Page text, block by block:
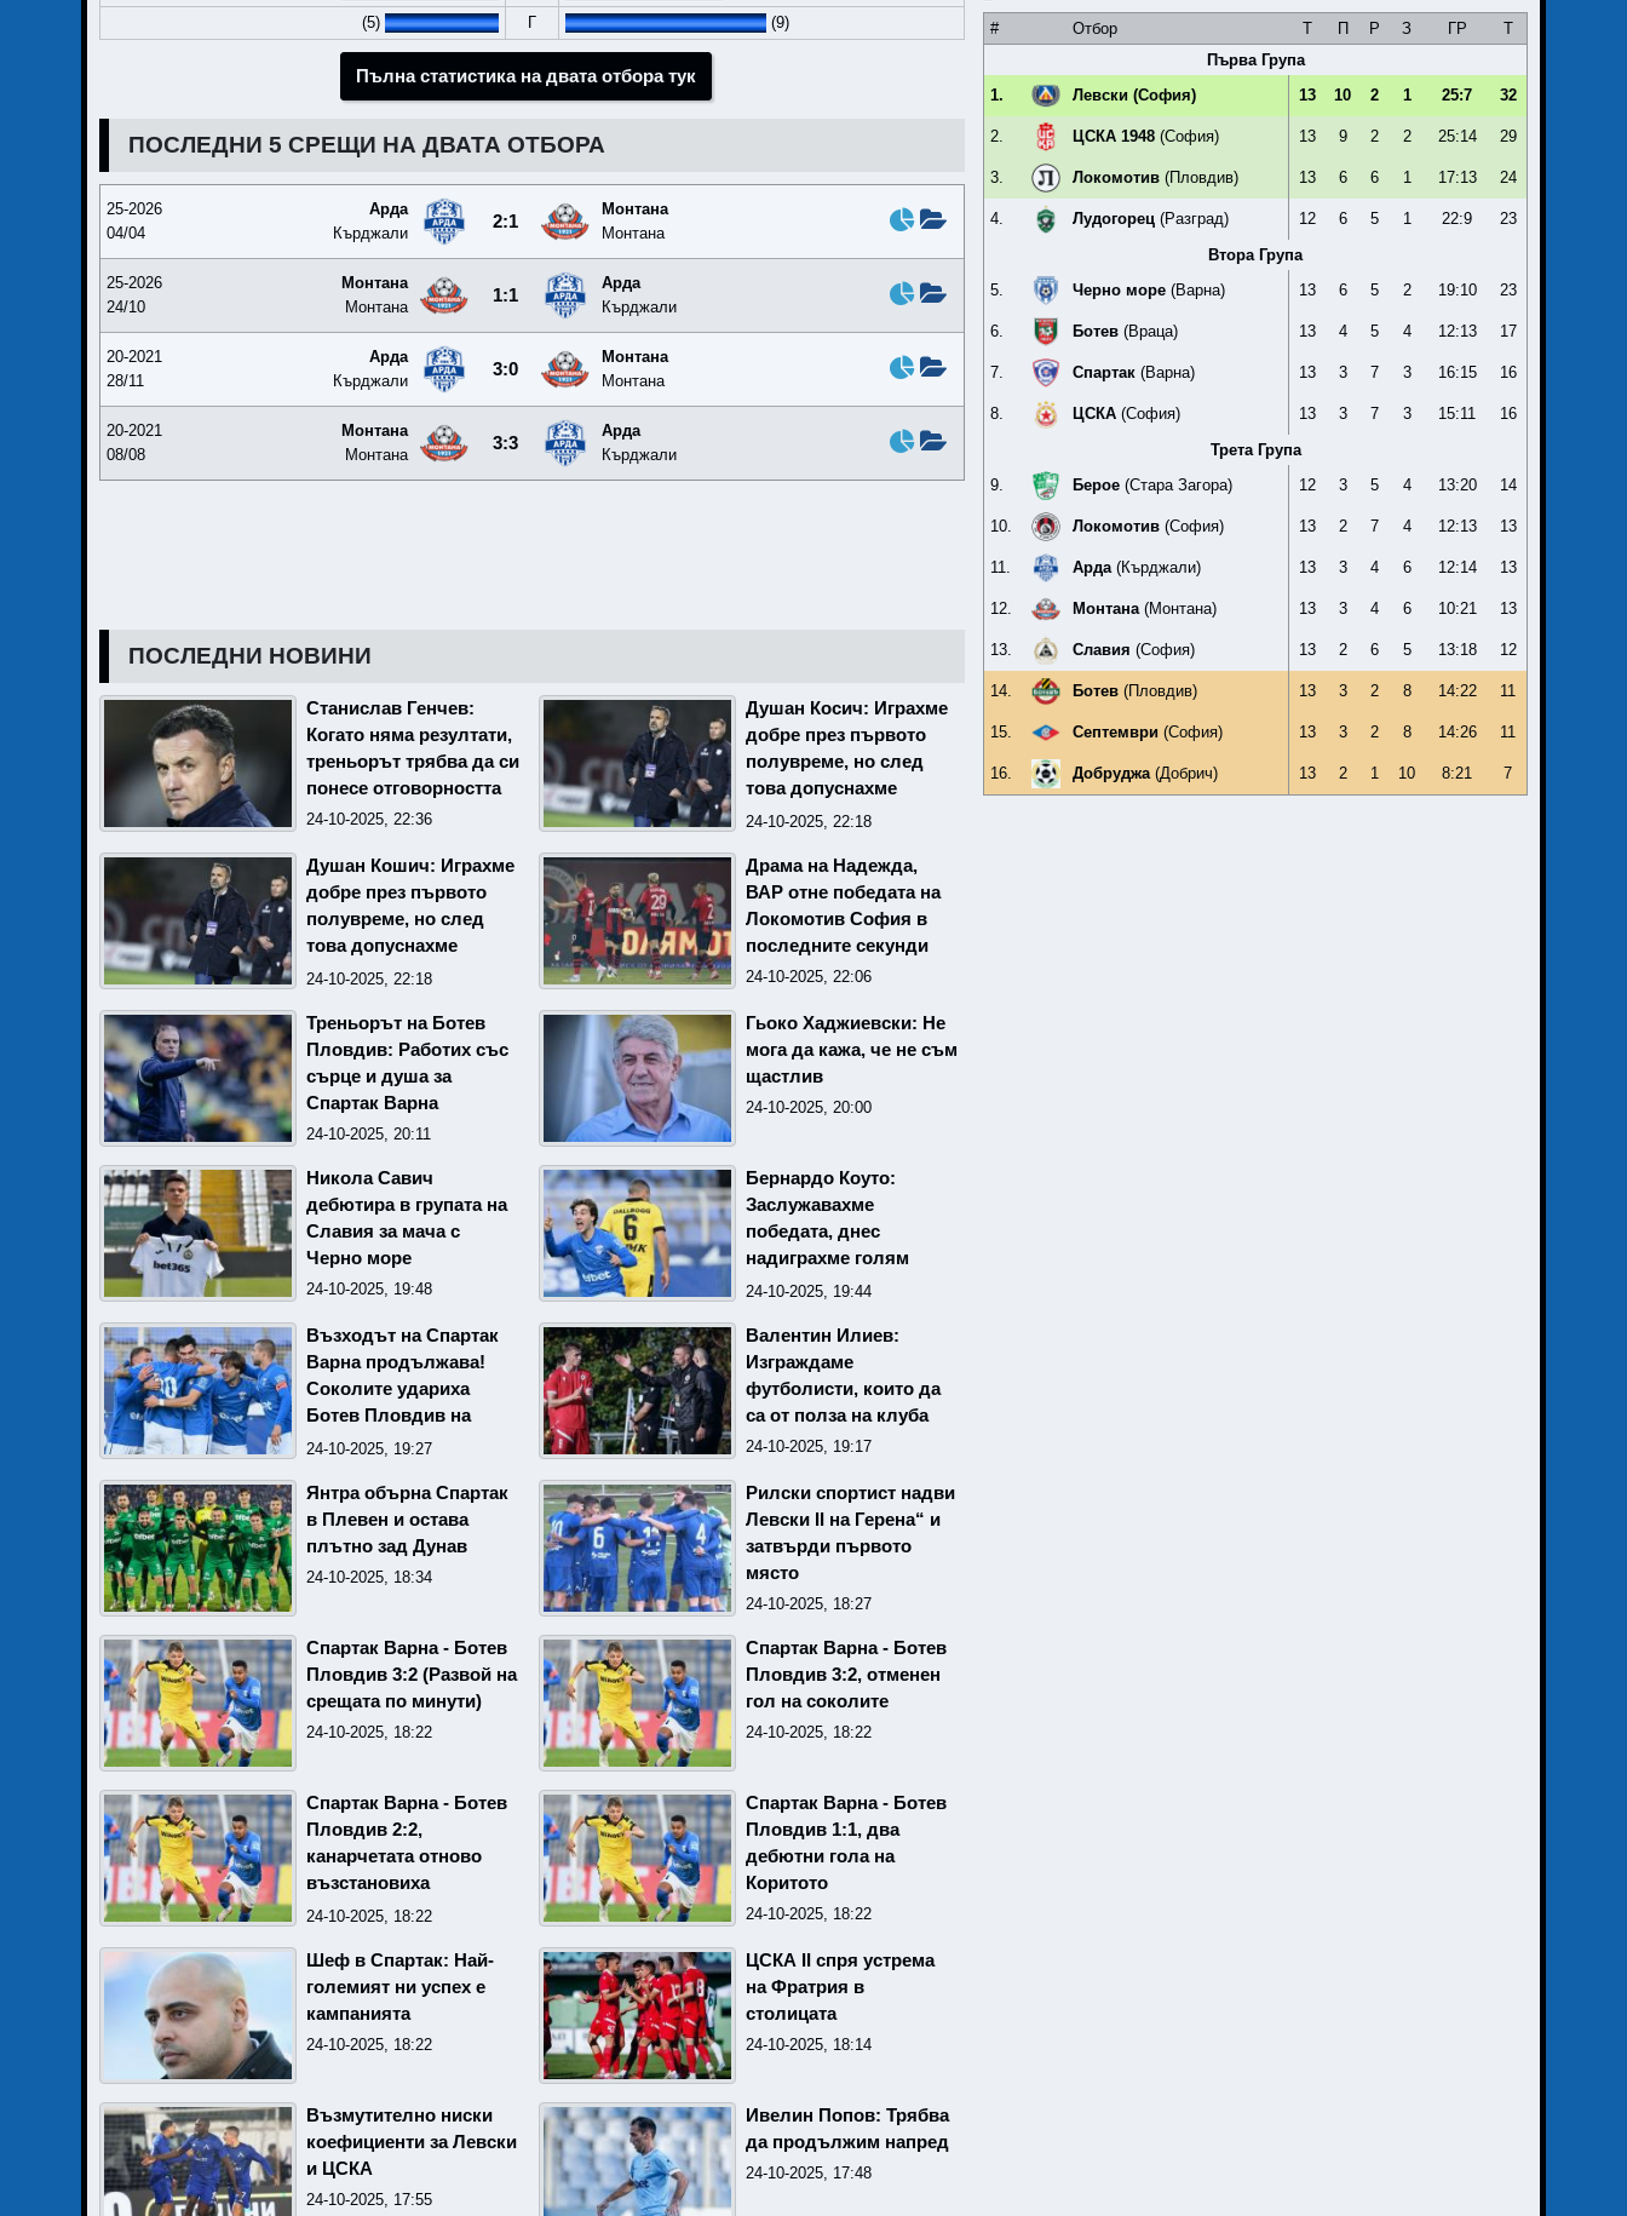
# Отбор Т П Р З ГР
Т
Първа Група
1.
Левски (София) 13 10 2 1 25:7 32
2. ЦСКА 1948 (София) 13 9 2 2 25:14 29
3. Локомотив (Пловдив) 13 6 6 1 17:13 24
4. Лудогорец (Разград) 12 6 5 1 22:9
23
Втора Група
5.
Черно море (Варна) 13 6 5 2 19:10 23
6. Ботев (Враца) 13 4 5 4 12:13 17
7. Спартак (Варна) 13 3 7 3 16:15 16
8. ЦСКА (София) 13 3 7 3 15:11
16
Трета Група
9.
Берое (Стара Загора) 12 3 5 4 13:20 14
10. Локомотив (София) 13 2 7 4 12:13 13
11. Арда(Кърджали) 13 3 4 6 12:14 13
12. Монтана(Монтана) 13 3 4 6 10:21 13
13. Славия (София) 13 2 6 5 13:18 12
14. Ботев (Пловдив) 13 3 2 8 14:22 11
15. Септември (София) 13 3 2 8 14:26 11
16. Добруджа(Добрич) 13 2 1 10 8:21 7
(5)
Г (9)
Пълна статистика на двата отбора тук
ПОСЛЕДНИ 5 СРЕЩИ НА ДВАТА ОТБОРА
25-2026
04/04
Арда
Кърджали
2:1
Монтана
Монтана
25-2026
24/10
Монтана
Монтана
1:1
Арда
Кърджали
20-2021
28/11
Арда
Кърджали
3:0
Монтана
Монтана
20-2021
08/08
Монтана
Монтана
3:3
Арда
Кърджали
ПОСЛЕДНИ НОВИНИ
Станислав Генчев:
Когато няма резултати,
треньорът трябва да си
понесе отговорността
24-10-2025, 22:36
Душан Косич: Играхме
добре през първото
полувреме, но след
това допуснахме
наивни грешки
24-10-2025, 22:18
Душан Кошич: Играхме
добре през първото
полувреме, но след
това допуснахме
наивни грешки
24-10-2025, 22:18
Драма на Надежда,
ВАР отне победата на
Локомотив София в
последните секунди
24-10-2025, 22:06
Треньорът на Ботев
Пловдив: Работих със
сърце и душа за
Спартак Варна
24-10-2025, 20:11
Гьоко Хаджиевски: Не
мога да кажа, че не съм
щастлив
24-10-2025, 20:00
Никола Савич
дебютира в групата на
Славия за мача с
Черно море
24-10-2025, 19:48
Бернардо Коуто:
Заслужавахме
победата, днес
надиграхме голям
отбор
24-10-2025, 19:44
Възходът на Спартак
Варна продължава!
Соколите удариха
Ботев Пловдив на
Коритото
24-10-2025, 19:27
Валентин Илиев:
Изграждаме
футболисти, които да
са от полза на клуба
24-10-2025, 19:17
Янтра обърна Спартак
в Плевен и остава
плътно зад Дунав
24-10-2025, 18:34
Рилски спортист надви
Левски II на Герена“ и
затвърди първото
място
24-10-2025, 18:27
Спартак Варна - Ботев
Пловдив 3:2 (Развой на
срещата по минути)
24-10-2025, 18:22
Спартак Варна - Ботев
Пловдив 3:2, отменен
гол на соколите
24-10-2025, 18:22
Спартак Варна - Ботев
Пловдив 2:2,
канарчетата отново
възстановиха
равенството!
24-10-2025, 18:22
Спартак Варна - Ботев
Пловдив 1:1, два
дебютни гола на
Коритото
24-10-2025, 18:22
Шеф в Спартак: Най-
големият ни успех е
кампанията
24-10-2025, 18:22
ЦСКА II спря устрема
на Фратрия в
столицата
24-10-2025, 18:14
Възмутително ниски
коефициенти за Левски
и ЦСКА
24-10-2025, 17:55
Ивелин Попов: Трябва
да продължим напред
24-10-2025, 17:48